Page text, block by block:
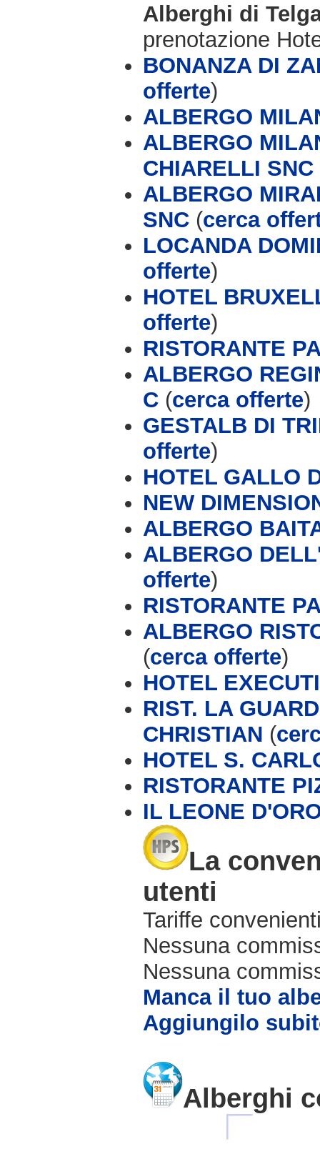
Alberghi di
prenotazione
BONANZA DI
offerte)
ALBERGO
ALBERGO
CHIARELLI SNC
ALBERGO
SNC (cerca
LOCANDA
offerte)
HOTEL
offerte)
RISTORANTE
ALBERGO
C (cerca offerte)
GESTALB DI
offerte)
HOTEL GALLO
NEW
ALBERGO
ALBERGO
offerte)
RISTORANTE
ALBERGO
(cerca offerte)
HOTEL
RIST. LA
CHRISTIAN (
HOTEL S.
RISTORANTE
IL LEONE
La
utenti
Tariffe
Nessuna
Nessuna
Manca il tuo
Aggiungilo
Alberghi